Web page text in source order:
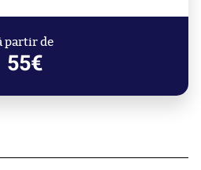
partir de
55€